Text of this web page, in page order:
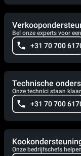
Bel onze experts voor
+31 70 700
Technische
Onze technici staan
+31 70 700
Onze bedrijfschefs